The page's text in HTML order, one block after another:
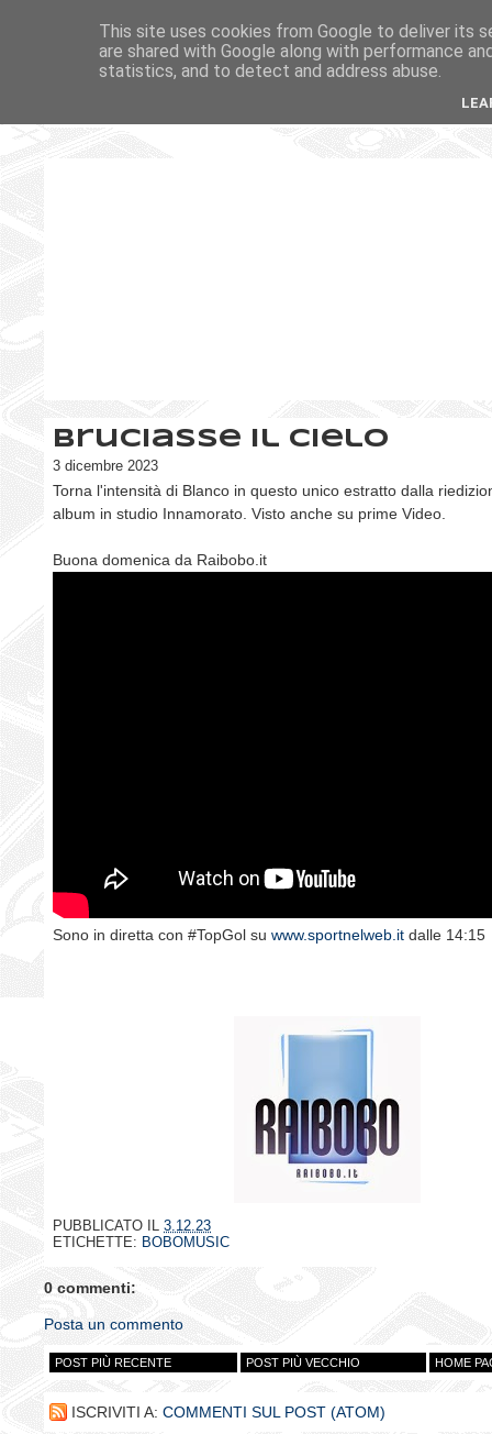
Bruciasse il cielo
3 dicembre 2023
Torna l'intensità di Blanco in questo unico estratto dalla
album in studio Innamorato. Visto anche su prime Video.
Buona domenica da Raibobo.it
Sono in diretta con #TopGol su www.sportnelweb.it dalle 14:15
PUBBLICATO IL 3.12.23
ETICHETTE: BOBOMUSIC
0 commenti:
Posta un commento
POST PIÙ RECENTE POST PIÙ VECCHIO HOME
ISCRIVITI A: COMMENTI SUL POST (ATOM)
This site uses cookies from Google to deliver its
are shared with Google along with performance
statistics, and to detect and address abuse.